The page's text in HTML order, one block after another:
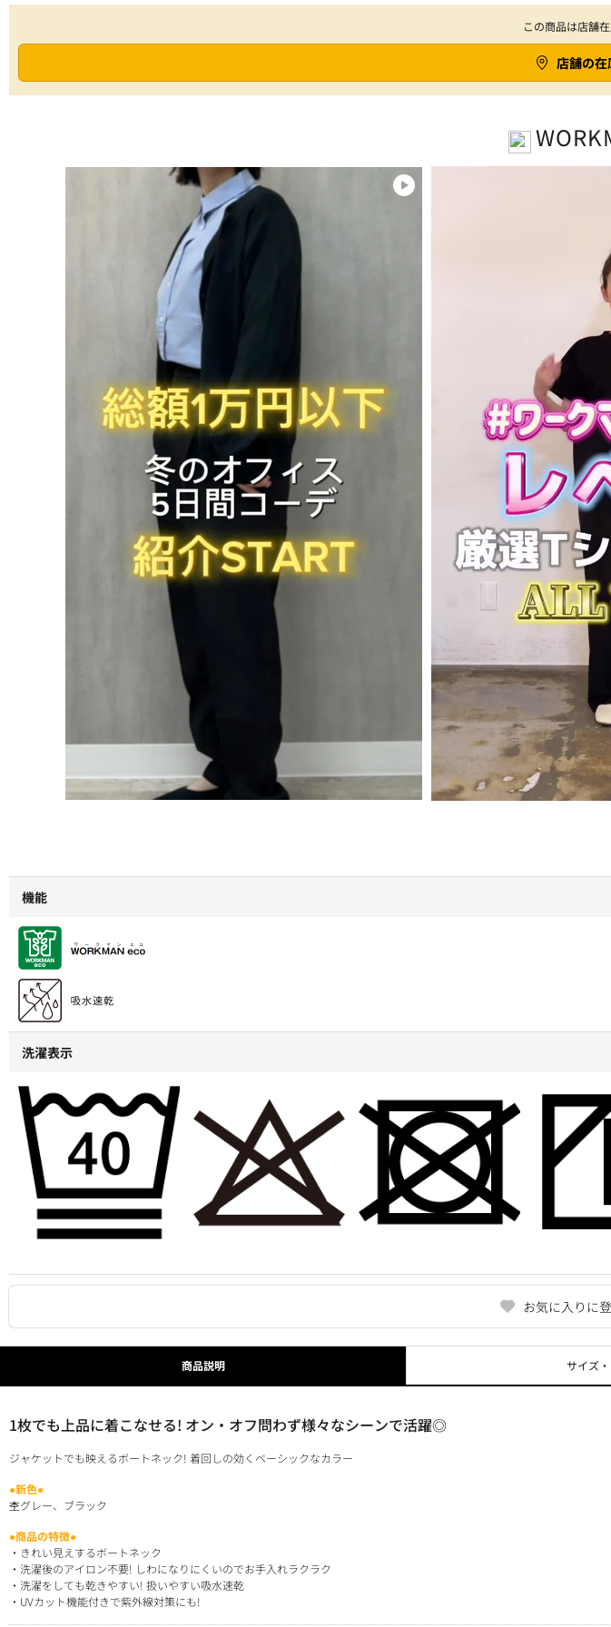
お気に入りに
この商品は店舗
店舗の
機能
洗濯表示
商品説明
1枚でも上品に着こなせる! オン・オフ問わず様々なシーンで活躍◎
ジャケットでも映えるボートネック! 着回しの効くベーシックなカラー
●新色●
杢グレー、ブラック
●商品の特徴●
・きれい見えするボートネック
・洗濯後のアイロン不要! しわになりにくいのでお手入れラクラク
・洗濯をしても乾きやすい! 扱いやすい吸水速乾
・UVカット機能付きで紫外線対策にも!
サイズ